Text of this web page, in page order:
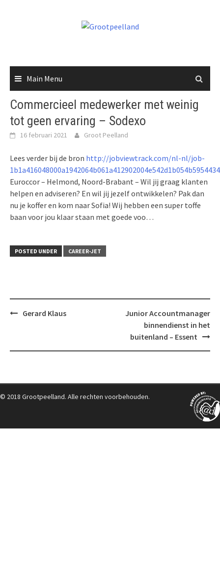
Main Menu
Commercieel medewerker met weinig
tot geen ervaring – Sodexo
16 februari 2021 Groot Peelland
Lees verder bij de bron http://jobviewtrack.com/nl-nl/job-
Euroccor – Helmond, Noord-Brabant – Wil jij graag klanten
helpen en adviseren? En wil jij jezelf ontwikkelen? Pak dan
nu je koffer en kom naar Sofia! Wij hebben een super toffe
baan voor jou klaar staan met goede voo…
POSTED UNDER CAREER-JET
PostGerard Klaus
Junior Accountmanager
binnendienst in het
buitenland – Essent
© 2018 Grootpeelland. Alle rechten voorbehouden.